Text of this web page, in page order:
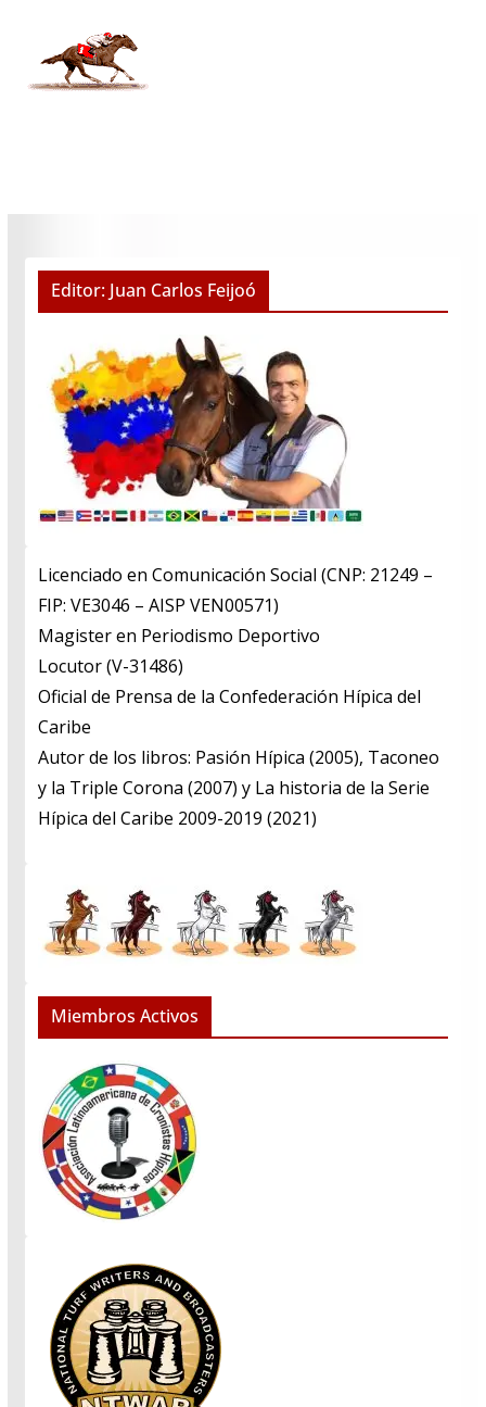
Editor: Juan Carlos Feijoó
Licenciado en Comunicación Social (CNP: 21249 –
FIP: VE3046 – AISP VEN00571)
​Magister en Periodismo Deportivo
​Locutor (V-31486)
​Oficial de Prensa de la Confederación Hípica del
Caribe
​Autor de los libros: Pasión Hípica (2005), Taconeo
y la Triple Corona (2007) y La historia de la Serie
Hípica del Caribe 2009-2019 (2021)
Miembros Activos